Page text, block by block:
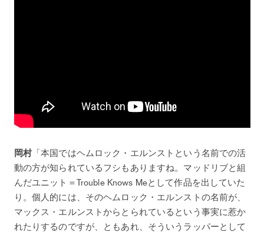
岡村「本国ではヘムロック・エルンストという名前での活
動の方が知られているフシもありますね。マッドリブと組
んだユニット＝Trouble Knows Meとして作品を出していた
り。個人的には、そのヘムロック・エルンストの名前が、
マックス・エルンストからとられているという事実に惹か
れたりするのですが、ともあれ、そういうラッパーとして